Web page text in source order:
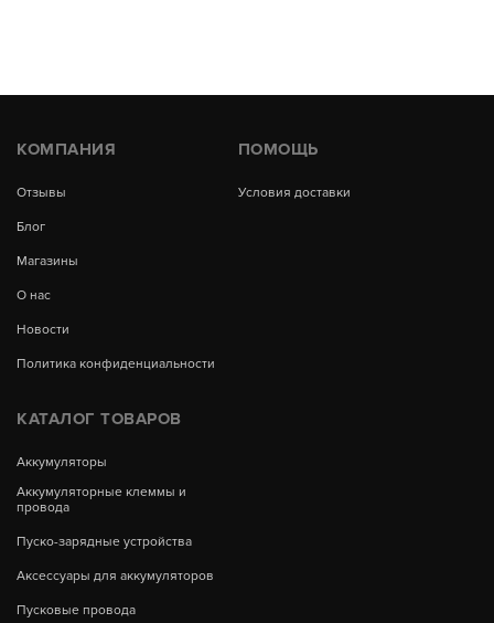
КОМПАНИЯ
Отзывы
Блог
Магазины
О нас
Новости
Политика конфиденциальности
ПОМОЩЬ
Условия доставки
КАТАЛОГ ТОВАРОВ
Аккумуляторы
Аккумуляторные клеммы и
провода
Пуско-зарядные устройства
Аксессуары для аккумуляторов
Пусковые провода